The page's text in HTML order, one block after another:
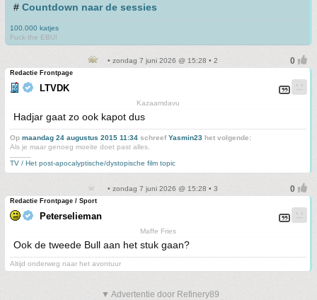
# Countdown naar de sessies
100.000 katjes
Fuck the EBU!
• zondag 7 juni 2026 @ 15:28 • 2
Redactie Frontpage
LTVDK
Kazaamdavu
Hadjar gaat zo ook kapot dus
Op maandag 24 augustus 2015 11:34 schreefYasmin23 het volgende:
Als je maar genoeg moeite doet past alles.
TV / Het post-apocalyptische/dystopische film topic
• zondag 7 juni 2026 @ 15:28 • 3
Redactie Frontpage / Sport
Peterselieman
Maffe Fries
Ook de tweede Bull aan het stuk gaan?
Altijd onderweg naar het avontuur
▼ Advertentie door Refinery89